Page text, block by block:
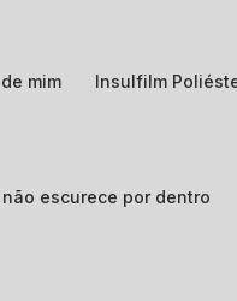
mim Insulfilm
escurece por dentro